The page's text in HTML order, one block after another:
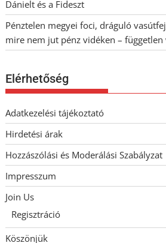
Dánielt és a Fideszt
Pénztelen megyei foci, dráguló
mire nem jut pénz vidéken –
Elérhetőség
Adatkezelési tájékoztató
Hirdetési árak
Hozzászólási és Moderálási Szabályzat
Impresszum
Join Us
Regisztráció
Köszönjük